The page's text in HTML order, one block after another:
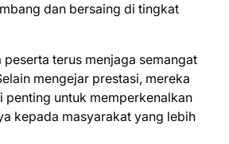
dan bersaing di tingkat
peserta terus menjaga semangat
mengejar prestasi, mereka
penting untuk memperkenalkan
kepada masyarakat yang lebih